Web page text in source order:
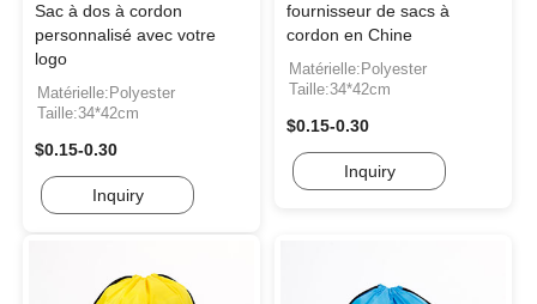
Sac à dos à cordon
personnalisé avec votre
logo
Matérielle:Polyester
Taille:34*42cm
$0.15-0.30
Inquiry
fournisseur de sacs à
cordon en Chine
Matérielle:Polyester
Taille:34*42cm
$0.15-0.30
Inquiry